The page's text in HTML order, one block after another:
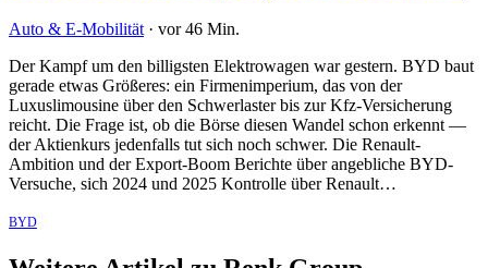
Auto & E-Mobilität · vor 46 Min.
Der Kampf um den billigsten Elektrowagen war gestern. BYD baut
gerade etwas Größeres: ein Firmenimperium, das von der
Luxuslimousine über den Schwerlaster bis zur Kfz-Versicherung
reicht. Die Frage ist, ob die Börse diesen Wandel schon erkennt —
der Aktienkurs jedenfalls tut sich noch schwer. Die Renault-
Ambition und der Export-Boom Berichte über angebliche BYD-
Versuche, sich 2024 und 2025 Kontrolle über Renault…
BYD